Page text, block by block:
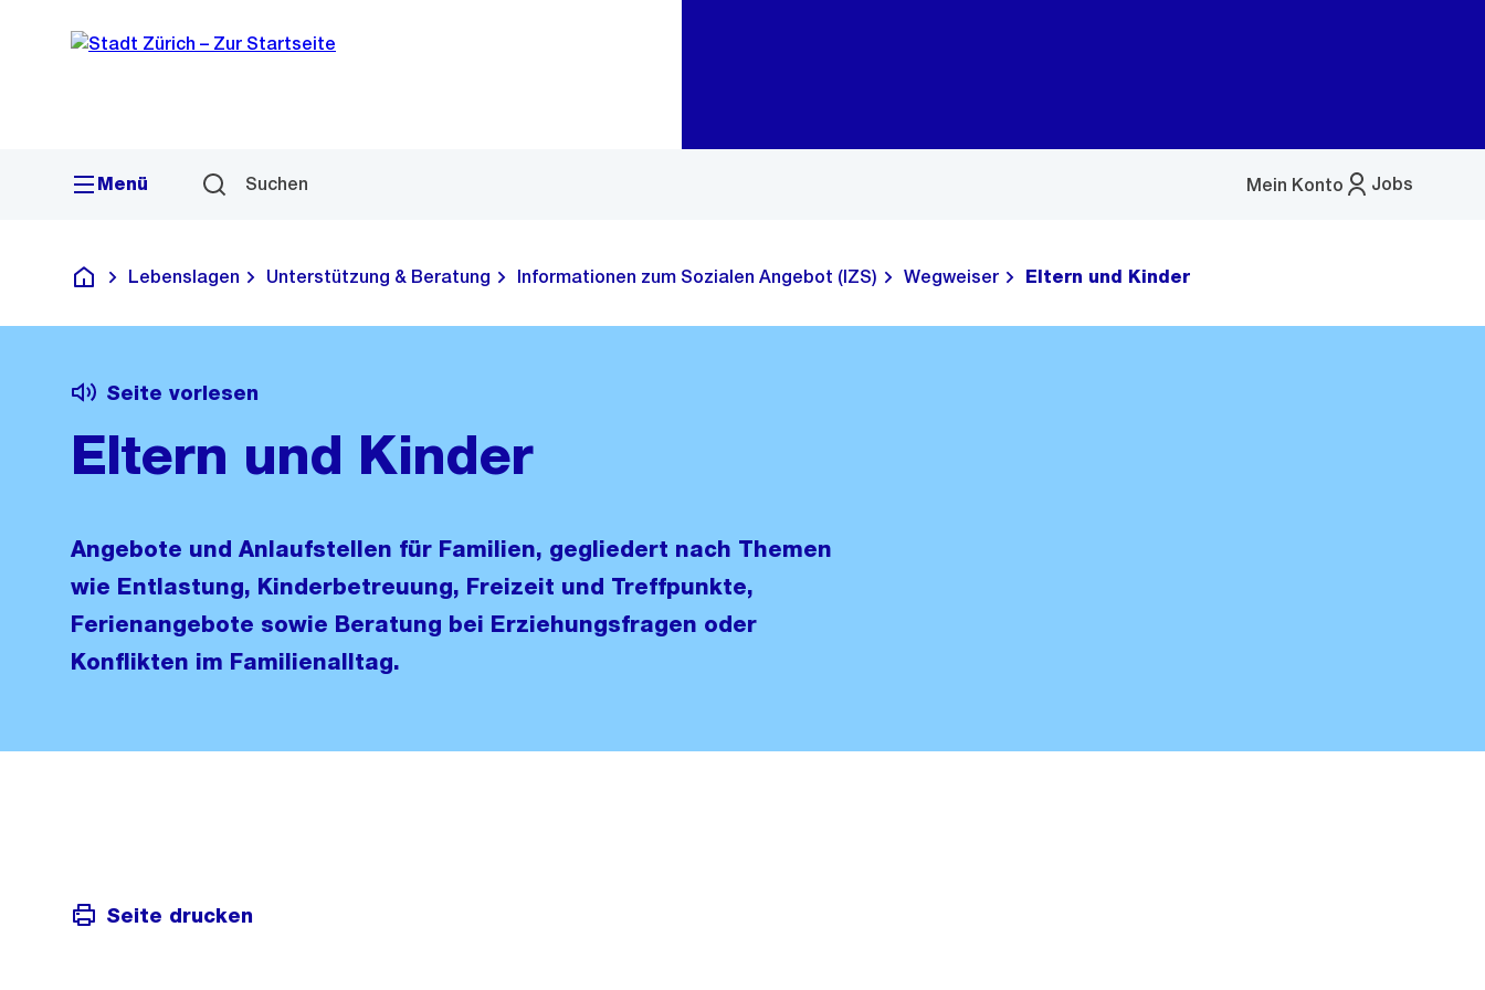
Navigation
Sprunglink
Menü Suchen Jobs
Mein Konto
Menü
Deutsch
Lebenslagen Unterstützung & Beratung Informationen zum Sozialen Angebot (IZS) Wegweiser Eltern und Kinder
Seite vorlesen
Eltern und Kinder
Angebote und Anlaufstellen für Familien, gegliedert nach Themen
wie Entlastung, Kinderbetreuung, Freizeit und Treffpunkte,
Ferienangebote sowie Beratung bei Erziehungsfragen oder
Konflikten im Familienalltag.
Seite drucken